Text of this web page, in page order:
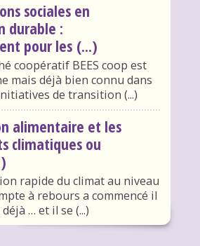
sociales en
durable :
pour les (...)
coopératif BEES coop est
mais déjà bien connu dans
de transition (...)
alimentaire et les
climatiques ou
rapide du climat au niveau
à rebours a commencé il
… et il se (...)